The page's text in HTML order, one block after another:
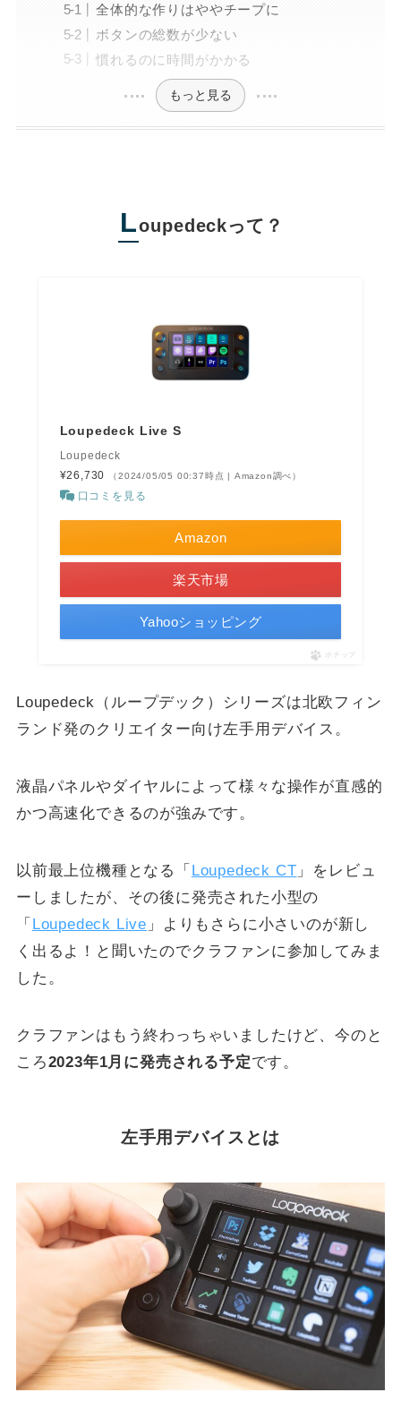
全体的な作りはややチープに
ボタンの総数が少ない
慣れるのに時間がかかる
もっと見る
Loupedeckって？
Loupedeck Live S
Loupedeck
¥26,730
（2024/05/05 00:37時点 | Amazon調べ）
口コミを見る
Amazon
楽天市場
Yahooショッピング
ポチップ
Loupedeck（ループデック）シリーズは北欧フィン
ランド発のクリエイター向け左手用デバイス。
液晶パネルやダイヤルによって様々な操作が直感的
かつ高速化できるのが強みです。
以前最上位機種となる「 Loupedeck CT 」をレビュ
ーしましたが、その後に発売された小型の
「 Loupedeck Live 」よりもさらに小さいのが新し
く出るよ！と聞いたのでクラファンに参加してみま
した。
クラファンはもう終わっちゃいましたけど、今のと
ころ2023年1月に発売される予定です。
左手用デバイスとは